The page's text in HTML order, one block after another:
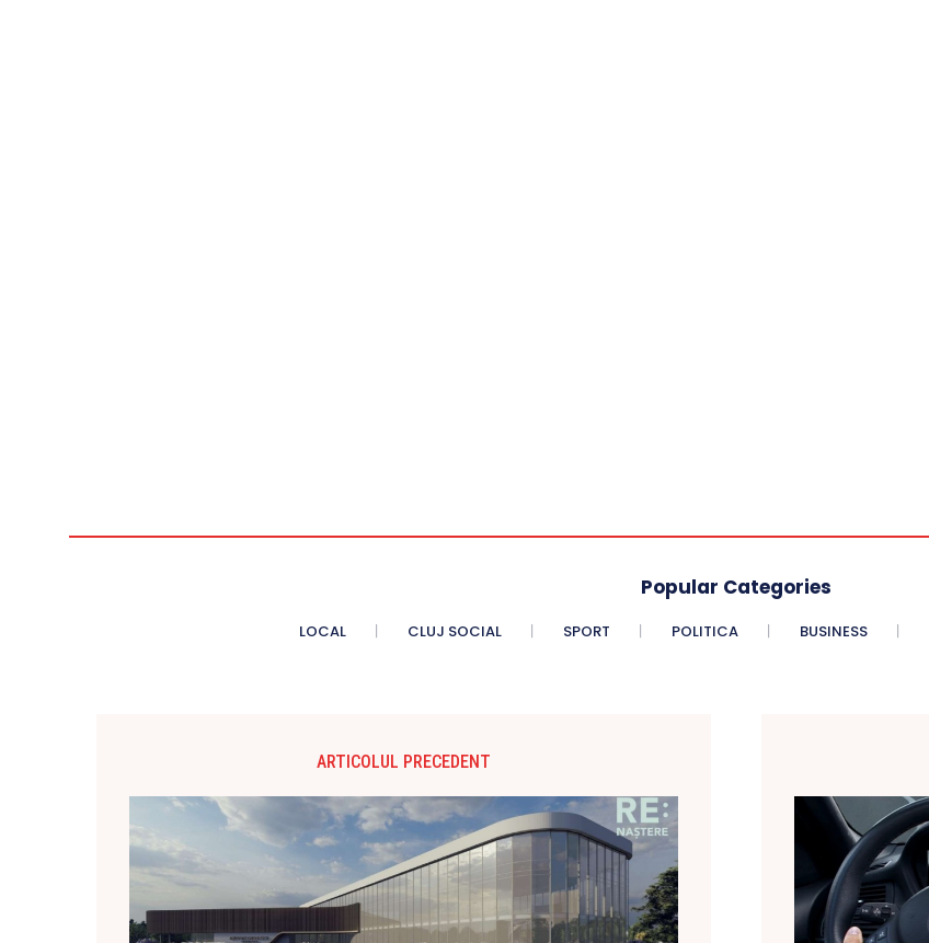
Popular Categories
LOCAL CLUJ SOCIAL SPORT POLITICA BUSINESS
ARTICOLUL PRECEDENT